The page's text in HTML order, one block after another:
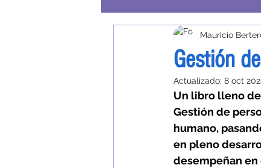
Gestión
Mauricio
Actualizado: 8 oct
Un libro lleno
Gestión de
humano,
en pleno
desempeñan en